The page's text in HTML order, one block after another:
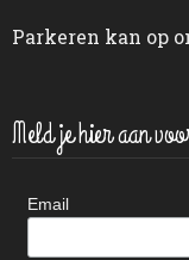
Parkeren kan op
Meld je hier aan
Email